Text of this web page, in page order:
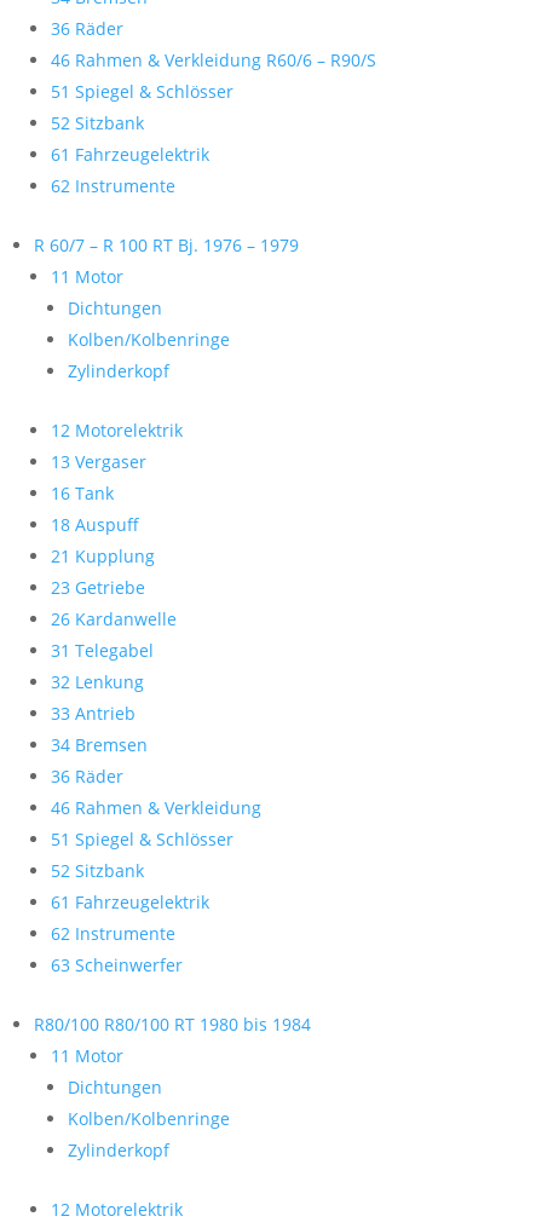
36 Räder
46 Rahmen & Verkleidung R60/6 – R90/S
51 Spiegel & Schlösser
52 Sitzbank
61 Fahrzeugelektrik
62 Instrumente
R 60/7 – R 100 RT Bj. 1976 – 1979
11 Motor
Dichtungen
Kolben/Kolbenringe
Zylinderkopf
12 Motorelektrik
13 Vergaser
16 Tank
18 Auspuff
21 Kupplung
23 Getriebe
26 Kardanwelle
31 Telegabel
32 Lenkung
33 Antrieb
34 Bremsen
36 Räder
46 Rahmen & Verkleidung
51 Spiegel & Schlösser
52 Sitzbank
61 Fahrzeugelektrik
62 Instrumente
63 Scheinwerfer
R80/100 R80/100 RT 1980 bis 1984
11 Motor
Dichtungen
Kolben/Kolbenringe
Zylinderkopf
12 Motorelektrik